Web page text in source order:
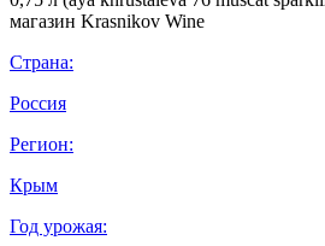
Страна:
Россия
Регион:
Крым
Год урожая: